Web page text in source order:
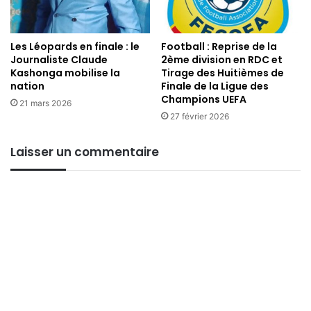
Ici au pays , la treizieme journée de la linafoot dans sa
phase des payoffs s’est poursuivie, ce Mardi 17 juin dans
deux states.
Au stade tp mazembe, Maniema Union et Aigles du Congo
se sont neutralisées sur le score de un but partout et en
deuxième rencontre, le tp Mazembe a battu le CS Don
Au stade Kibassa Maliba, Le FC Saint Eloi Lupopo a été
Les Léopards en finale : le
Journaliste Claude
Kashonga mobilise la
nation
21 mars 2026
Football : Reprise de la
2ème division en RDC et
Tirage des Huitièmes de
Finale de la Ligue des
Champions UEFA
27 février 2026
Laisser un commentaire